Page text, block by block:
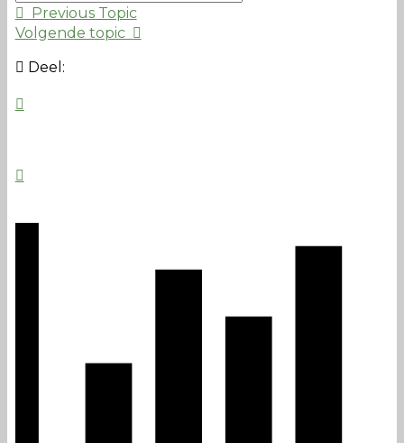
Previous Topic
Volgende topic
Deel: